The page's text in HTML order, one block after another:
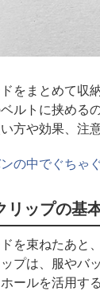
をまとめて収
ルトに挟める
方や効果、注
の中でぐちゃ
リップの基
を束ねたあと
プは、服やバ
ールを活用す